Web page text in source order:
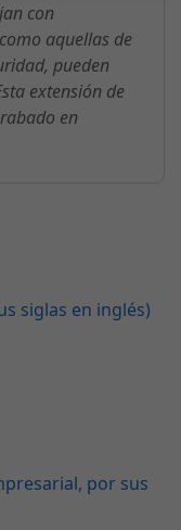
con
aquellas de
pueden
extensión de
en
siglas en inglés)
por sus